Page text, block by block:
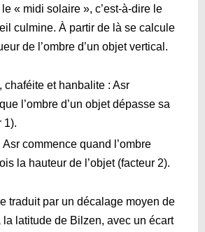
« midi solaire », c’est-à-dire le
culmine. À partir de là se calcule
de l’ombre d’un objet vertical.
chaféite et hanbalite : Asr
l’ombre d’un objet dépasse sa
1).
commence quand l’ombre
la hauteur de l’objet (facteur 2).
traduit par un décalage moyen de
la latitude de Bilzen, avec un écart